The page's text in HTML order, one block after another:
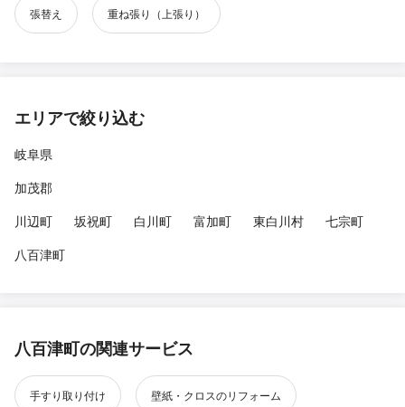
張替え 重ね張り（上張り）
エリアで絞り込む
岐阜県
加茂郡
川辺町
坂祝町 白川町 富加町 東白川村
七宗町
八百津町
八百津町の関連サービス
手すり取り付け 壁紙・クロスのリフォーム